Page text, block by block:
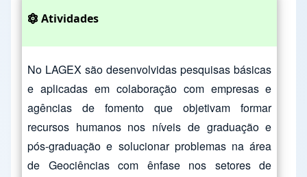
Atividades
No LAGEX são desenvolvidas pesquisas básicas
e aplicadas em colaboração com empresas e
agências de fomento que objetivam formar
recursos humanos nos níveis de graduação e
pós-graduação e solucionar problemas na área
de Geociências com ênfase nos setores de